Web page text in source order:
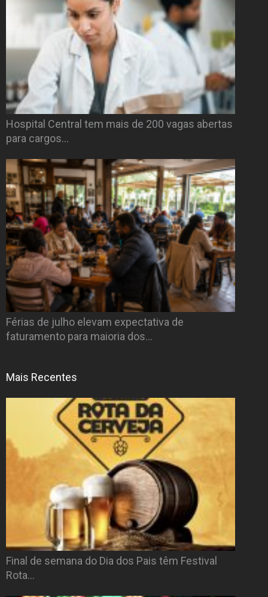
Hospital Central tem mais de 200 vagas abertas
para cargos…
Férias de julho elevam expectativa de
faturamento para maioria dos…
Mais Recentes
Final de semana do Dia dos Pais têm Festival
Rota…